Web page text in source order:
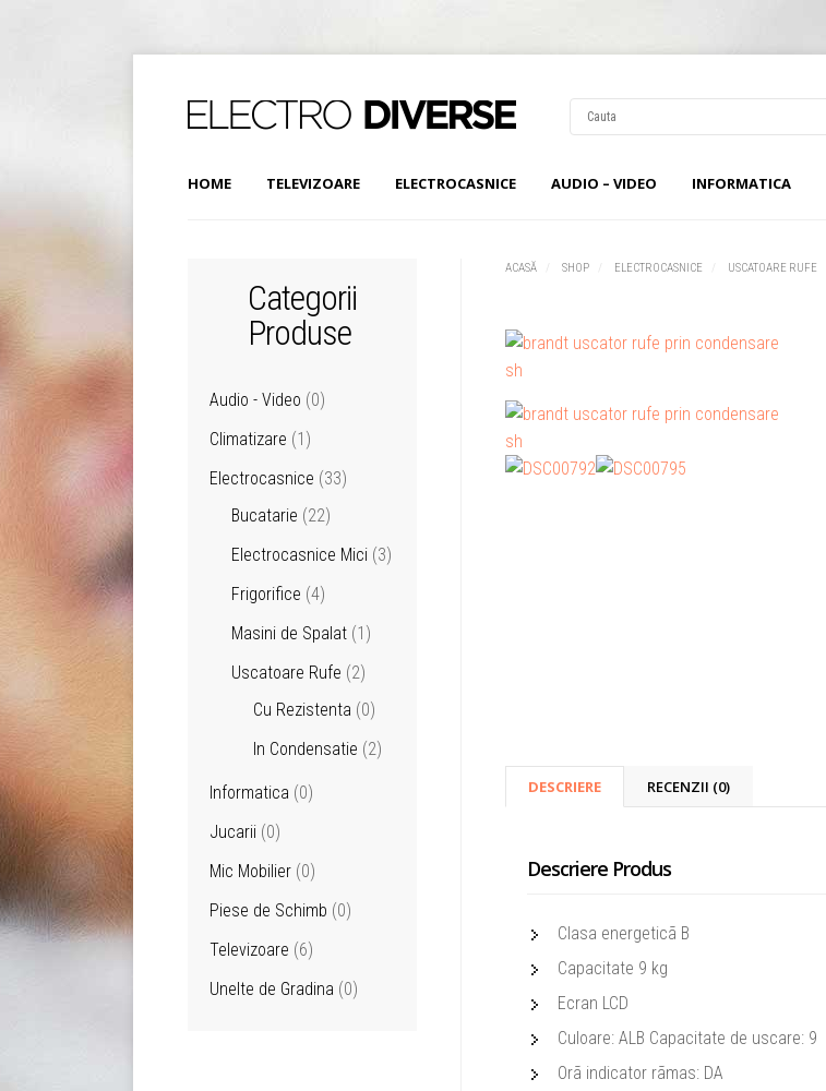
HOME TELEVIZOARE ELECTROCASNICE AUDIO – VIDEO INFORMATICA
ACASĂ SHOP ELECTROCASNICE USCATOARE RUFE
DESCRIERE RECENZII (0)
Descriere Produs
Clasa energeticã B
Capacitate 9 kg
Ecran LCD
Culoare: ALB Capacitate de uscare: 9
Orã indicator rãmas: DA
Categorii
Produse
Audio - Video (0)
Climatizare (1)
Electrocasnice (33)
Bucatarie (22)
Electrocasnice Mici (3)
Frigorifice (4)
Masini de Spalat (1)
Uscatoare Rufe (2)
Cu Rezistenta (0)
In Condensatie (2)
Informatica (0)
Jucarii (0)
Mic Mobilier (0)
Piese de Schimb (0)
Televizoare (6)
Unelte de Gradina (0)